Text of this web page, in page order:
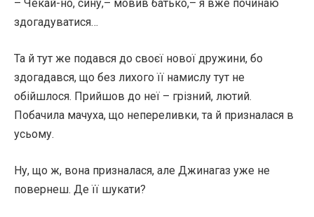
– Чекай-но, сину,– мовив батько,– я вже починаю
здогадуватися…
Та й тут же подався до своєї нової дружини, бо
здогадався, що без лихого її намислу тут не
обійшлося. Прийшов до неї – грізний, лютий.
Побачила мачуха, що непереливки, та й призналася в
усьому.
Ну, що ж, вона призналася, але Джинагаз уже не
повернеш. Де її шукати?